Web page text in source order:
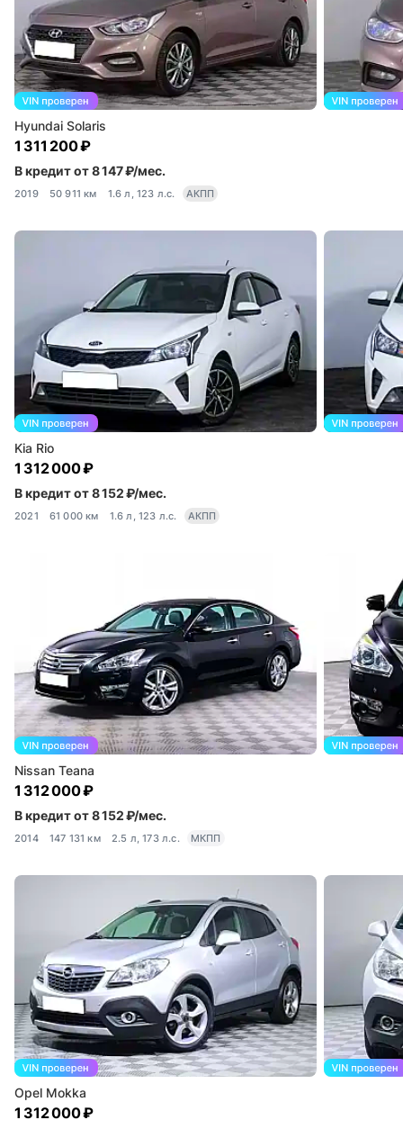
Hyundai Solaris
1 311 200 ₽
В кредит от 8 147 ₽/мес.
2019 50 911 км 1.6 л, 123 л.с. АКПП
Kia Rio
1 312 000 ₽
В кредит от 8 152 ₽/мес.
2021 61 000 км 1.6 л, 123 л.с. АКПП
Nissan Teana
1 312 000 ₽
В кредит от 8 152 ₽/мес.
2014 147 131 км 2.5 л, 173 л.с. МКПП
Opel Mokka
1 312 000 ₽